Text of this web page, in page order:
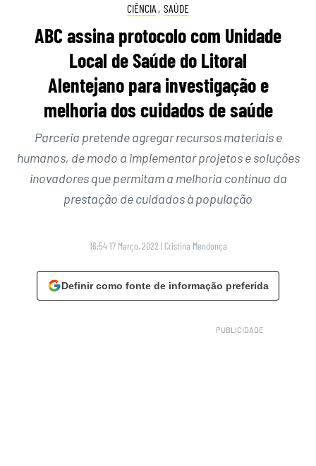
CIÊNCIA , SAÚDE
ABC assina protocolo com Unidade
Local de Saúde do Litoral
Alentejano para investigação e
melhoria dos cuidados de saúde
Parceria pretende agregar recursos materiais e
humanos, de modo a implementar projetos e soluções
inovadores que permitam a melhoria contínua da
prestação de cuidados à população
16:54 17 Março, 2022 | Cristina Mendonça
Definir como fonte de informação preferida